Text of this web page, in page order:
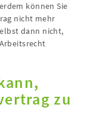
können Sie
nicht mehr
dann nicht,
zu